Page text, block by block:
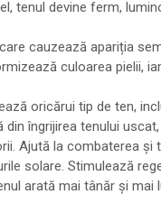
tenul devine ferm,
cauzează apariția
culoarea pielii,
oricărui tip de ten,
îngrijirea tenului
Ajută la combaterea și
solare. Stimulează
arată mai tânăr și mai